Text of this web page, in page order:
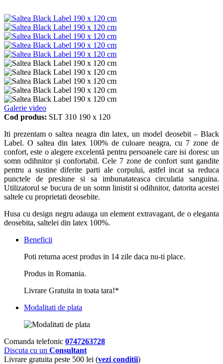
Galerie video
Cod produs: SLT 310 190 x 120
Iti prezentam o saltea neagra din latex, un model deosebit – Black
Label. O saltea din latex 100% de culoare neagra, cu 7 zone de
confort, este o alegere excelentă pentru persoanele care isi doresc un
somn odihnitor și confortabil. Cele 7 zone de confort sunt gandite
pentru a sustine diferite parti ale corpului, astfel incat sa reduca
punctele de presiune si sa imbunatateasca circulatia sanguina.
Utilizatorul se bucura de un somn linistit si odihnitor, datorita acestei
saltele cu proprietati deosebite.
Husa cu design negru adauga un element extravagant, de o eleganta
deosebita, saltelei din latex 100%.
Beneficii
Poti returna acest produs in 14 zile daca nu-ti place.
Produs in Romania.
Livrare Gratuita in toata tara!*
Modalitati de plata
Comanda telefonic 0747263728
Discuta cu un Consultant
Livrare gratuita peste 500 lei (vezi conditii)